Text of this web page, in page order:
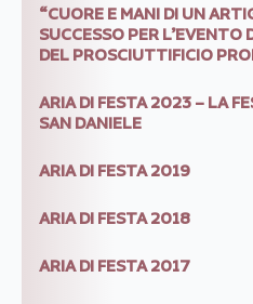
“CUORE E MANI DI UN
SUCCESSO PER
DEL PROSCIUTTIFICIO
ARIA DI FESTA 2023 – LA
SAN DANIELE
ARIA DI FESTA 2019
ARIA DI FESTA 2018
ARIA DI FESTA 2017